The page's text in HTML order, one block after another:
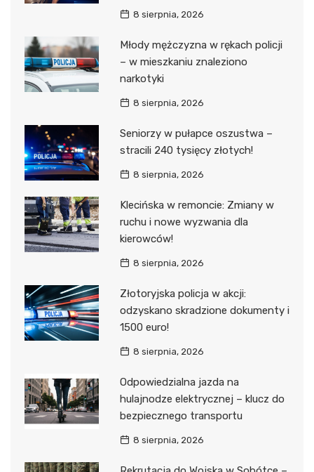
8 sierpnia, 2026
Młody mężczyzna w rękach policji
– w mieszkaniu znaleziono
narkotyki
8 sierpnia, 2026
Seniorzy w pułapce oszustwa –
stracili 240 tysięcy złotych!
8 sierpnia, 2026
Klecińska w remoncie: Zmiany w
ruchu i nowe wyzwania dla
kierowców!
8 sierpnia, 2026
Złotoryjska policja w akcji:
odzyskano skradzione dokumenty i
1500 euro!
8 sierpnia, 2026
Odpowiedzialna jazda na
hulajnodze elektrycznej – klucz do
bezpiecznego transportu
8 sierpnia, 2026